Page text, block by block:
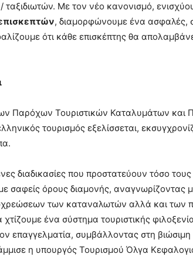
Με τον νέο κανονισμό,
, διαμορφώνουμε ένα ασφαλές,
ότι κάθε επισκέπτης θα
Παρόχων Τουριστικών Καταλυμάτων και
τουρισμός εξελίσσεται,
διαδικασίες που προστατεύουν τόσο
σαφείς όρους διαμονής, αναγνωρίζοντας
των καταναλωτών αλλά και των
ένα σύστημα τουριστικής
επαγγελματία, συμβάλλοντας στη
η υπουργός Τουρισμού Όλγα